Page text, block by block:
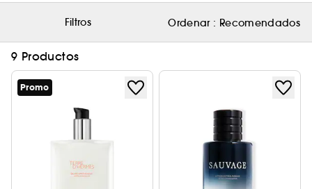
Filtros Ordenar : Recomendados
9 Productos
Promo